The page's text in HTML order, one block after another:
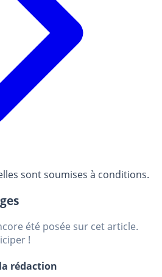
sont soumises à conditions.
été posée sur cet article.
!
rédaction